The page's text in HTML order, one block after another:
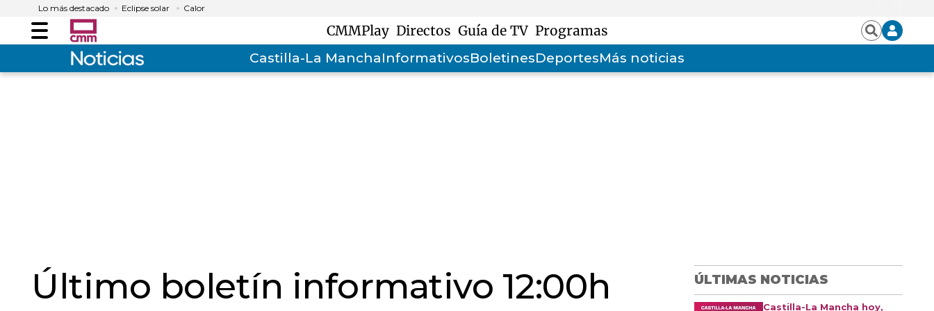
Lo más destacado Eclipse solar Calor
Menú CMMPlay Directos Guía de TV Programas BuscarIniciar
sesión
Castilla-La ManchaInformativosBoletinesDeportesMás noticias
Último boletín informativo 12:00h
ÚLTIMAS NOTICIAS
Castilla-La Mancha hoy,